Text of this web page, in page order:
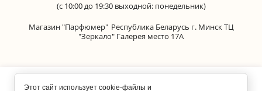
(с 10:00 до 19:30 выходной: понедельник)
Магазин "Парфюмер" Республика Беларусь г. Минск ТЦ
"Зеркало" Галерея место 17А
Этот сайт использует cookie-файлы и